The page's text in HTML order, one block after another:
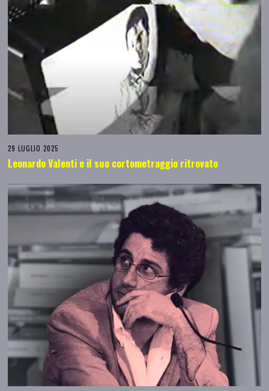
29 LUGLIO 2025
Leonardo Valenti e il suo cortometraggio ritrovato